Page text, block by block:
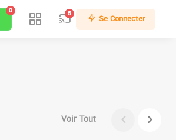
0 5 Se Connecter
Voir Tout